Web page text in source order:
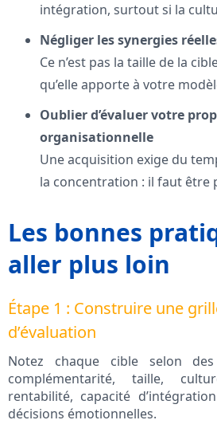
intégration, surtout si la
Négliger les synergies
Ce n’est pas la taille de la
qu’elle apporte à votre
Oublier d’évaluer votre
organisationnelle
Une acquisition exige du
la concentration : il faut être
Les bonnes
aller plus loin
Étape 1 : Construire une
d’évaluation
Notez chaque cible selon
complémentarité, taille,
rentabilité, capacité
décisions émotionnelles.